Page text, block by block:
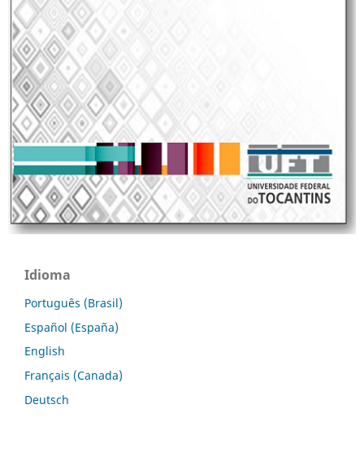
Idioma
Português (Brasil)
Español (España)
English
Français (Canada)
Deutsch